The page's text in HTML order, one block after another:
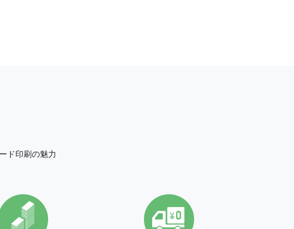
ド印刷の魅力